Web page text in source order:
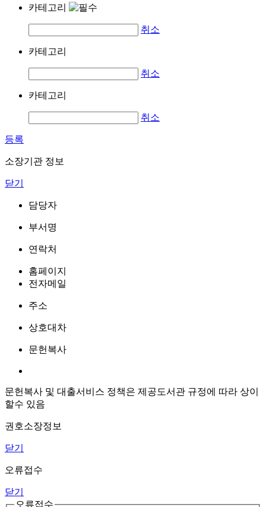
카테고리
취소
카테고리
취소
카테고리
취소
등록
소장기관 정보
닫기
담당자
부서명
연락처
홈페이지
전자메일
주소
상호대차
문헌복사
문헌복사 및 대출서비스 정책은 제공도서관 규정에 따라 상이
할수 있음
권호소장정보
닫기
오류접수
닫기
오류접수